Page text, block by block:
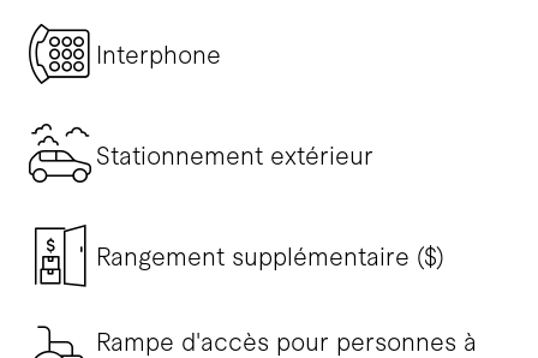
Interphone
Stationnement extérieur
Rangement supplémentaire ($)
Rampe d'accès pour personnes à